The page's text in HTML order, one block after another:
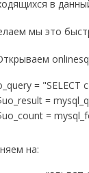
в
мы это
= "SELECT
=
=
на: